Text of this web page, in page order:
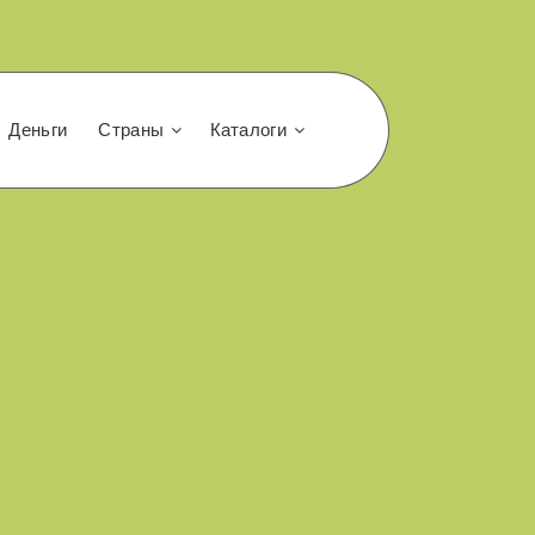
Деньги Страны Каталоги